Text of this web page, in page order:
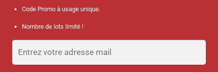
Code Promo à usage unique.
Nombre de lots limité !